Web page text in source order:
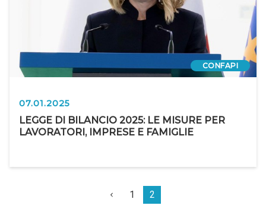
CONFAPI
07.01.2025
LEGGE DI BILANCIO 2025: LE MISURE PER
LAVORATORI, IMPRESE E FAMIGLIE
1 2